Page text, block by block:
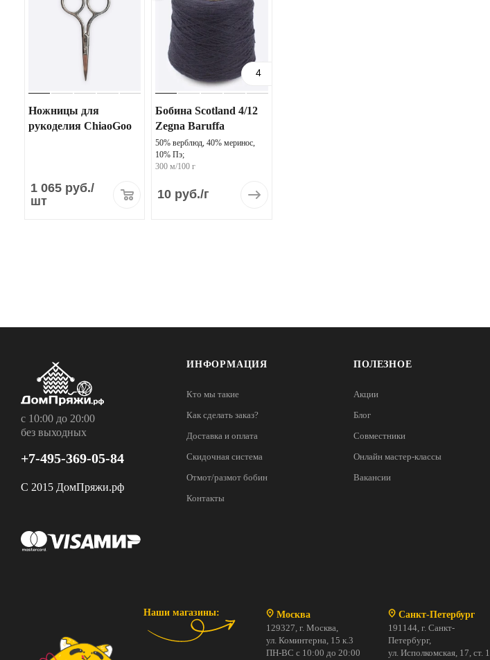
Ножницы для
рукоделия ChiaoGoo
1 065 руб./
шт
4
Бобина Scotland 4/12
Zegna Baruffa
50% верблюд, 40% меринос,
10% Пэ;
300 м/100 г
10 руб./г
с 10:00 до 20:00
без выходных
+7-495-369-05-84
С 2015 ДомПряжи.рф
ИНФОРМАЦИЯ
Кто мы такие
Как сделать заказ?
Доставка и оплата
Скидочная система
Отмот/размот бобин
Контакты
ПОЛЕЗНОЕ
Акции
Блог
Совместники
Онлайн мастер-классы
Вакансии
Наши магазины:
Москва
129327, г. Москва,
ул. Коминтерна, 15 к.3
ПН-ВС с 10:00 до 20:00
Санкт-Петербург
191144, г. Санкт-
Петербург,
ул. Исполкомская, 17, ст. 1